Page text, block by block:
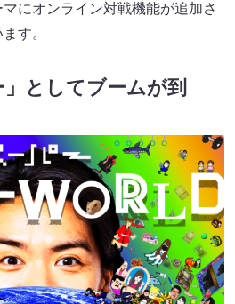
にオンライン対戦機能が追加さ
す。
」としてブームが到